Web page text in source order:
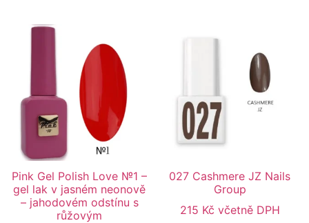
Pink Gel Polish Love №1 –
gel lak v jasném neonově
– jahodovém odstínu s
růžovým
027 Cashmere JZ Nails
Group
215 Kč včetně DPH